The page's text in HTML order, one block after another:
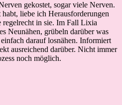
gekostet, sogar viele Nerven.
liebe ich Herausforderungen
regelrecht in sie. Im Fall Lixia
Neunähen, grübeln darüber was
darauf losnähen. Informiert
ausreichend darüber. Nicht immer
noch möglich.